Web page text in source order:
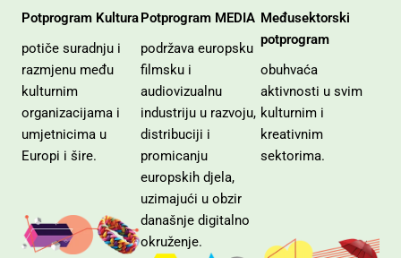
Potprogram Kultura
potiče suradnju i
razmjenu među
kulturnim
organizacijama i
umjetnicima u
Europi i šire.
Potprogram MEDIA
podržava europsku
filmsku i
audiovizualnu
industriju u razvoju,
distribuciji i
promicanju
europskih djela,
uzimajući u obzir
današnje digitalno
okruženje.
Međusektorski
potprogram
obuhvaća
aktivnosti u svim
kulturnim i
kreativnim
sektorima.